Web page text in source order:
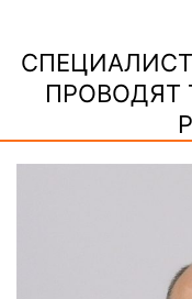
ПРОВОДЯТ